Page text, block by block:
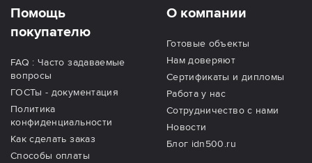
Помощь
покупателю
FAQ : Часто задаваемые
вопросы
ГОСТы - документация
Политика
конфиденциальности
Как сделать заказ
Способы оплаты
О компании
Готовые объекты
Нам доверяют
Сертификаты и дипломы
Работа у нас
Сотрудничество с нами
Новости
Блог idn500.ru